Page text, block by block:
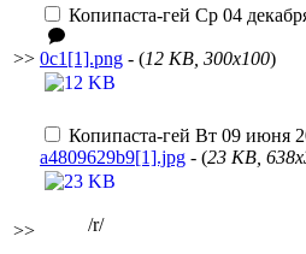
>>
Копипаста-гей Ср 04
0c1[1].png - (12 KB, 300x100)
>>
Копипаста-гей Вт 09 июня
a4809629b9[1].jpg - (23 KB,
/r/